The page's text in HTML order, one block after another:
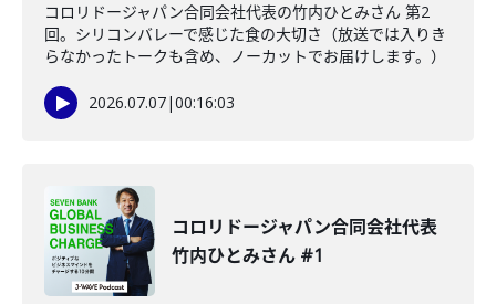
コロリドージャパン合同会社代表の竹内ひとみさん 第2
回。シリコンバレーで感じた食の大切さ（放送では入りき
らなかったトークも含め、ノーカットでお届けします。）
2026.07.07|00:16:03
コロリドージャパン合同会社代表
竹内ひとみさん #1